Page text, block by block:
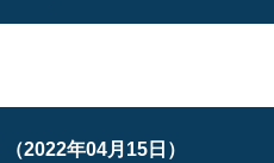
（2022年04月15日）